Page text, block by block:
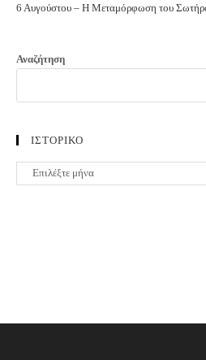
6 Αυγούστου – Η Μεταμόρφωση του
Αναζήτηση
ΙΣΤΟΡΙΚΟ
ΙΣΤΟΡΙΚΟ